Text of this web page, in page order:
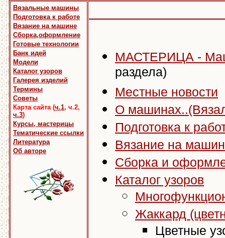
Вязальные машины
Подготовка к работе
Вязание на машине
Сборка,оформление
Готовые технологии
Банк идей
Модели
Каталог узоров
Галерея изделий
Термины
Советы
Карта сайта (ч.1, ч.2,
ч.3)
Курсы, мастерицы
Тематические ссылки
Литература
Об авторе
МАСТЕРИЦА -
раздела)
Местные новости
О
Подготовка к
Вязание на
Сборка и
Каталог узоров
Жаккард
Цветные